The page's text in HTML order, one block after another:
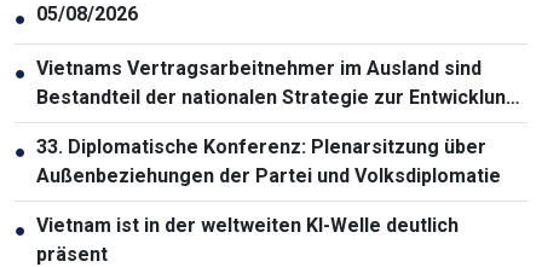
● 05/08/2026
● Vietnams Vertragsarbeitnehmer im Ausland sind
Bestandteil der nationalen Strategie zur Entwicklung
der Humanressourcen
● 33. Diplomatische Konferenz: Plenarsitzung über
Außenbeziehungen der Partei und Volksdiplomatie
● Vietnam ist in der weltweiten KI-Welle deutlich
präsent